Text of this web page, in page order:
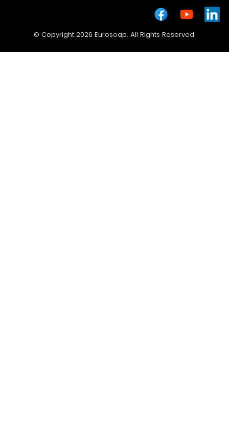
© Copyright 2026 Eurosoap. All Rights Reserved.